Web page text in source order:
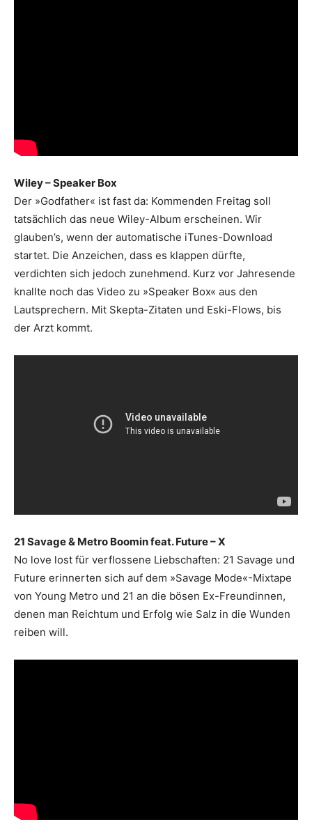
Wiley – Speaker Box
Der »Godfather« ist fast da: Kommenden Freitag soll
tatsächlich das neue Wiley-Album erscheinen. Wir
glauben’s, wenn der automatische iTunes-Download
startet. Die Anzeichen, dass es klappen dürfte,
verdichten sich jedoch zunehmend. Kurz vor Jahresende
knallte noch das Video zu »Speaker Box« aus den
Lautsprechern. Mit Skepta-Zitaten und Eski-Flows, bis
der Arzt kommt.
21 Savage & Metro Boomin feat. Future – X
No love lost für verflossene Liebschaften: 21 Savage und
Future erinnerten sich auf dem »Savage Mode«-Mixtape
von Young Metro und 21 an die bösen Ex-Freundinnen,
denen man Reichtum und Erfolg wie Salz in die Wunden
reiben will.